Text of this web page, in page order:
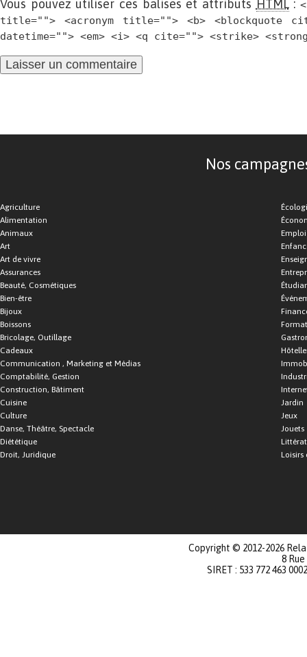
Vous pouvez utiliser ces balises et attributs HTML:
title=""> <acronym title=""> <b> <blockquote
datetime=""> <em> <i> <q cite=""> <strike>
Nos
Agriculture
Alimentation
Animaux
Art
Art de vivre
Assurances
Beauté, Cosmétiques
Bien-être
Bijoux
Boissons
Bricolage, Outillage
Cadeaux
Communication , Marketing et Médias
Comptabilité, Gestion
Construction, Bâtiment
Cuisine
Culture
Danse, Théâtre, Spectacle
Diététique
Droit, Juridique
Emploi
Jardin
Jeux
Jouets
Loisirs
Copyright © 2012-2026
8
SIRET : 533 772 463